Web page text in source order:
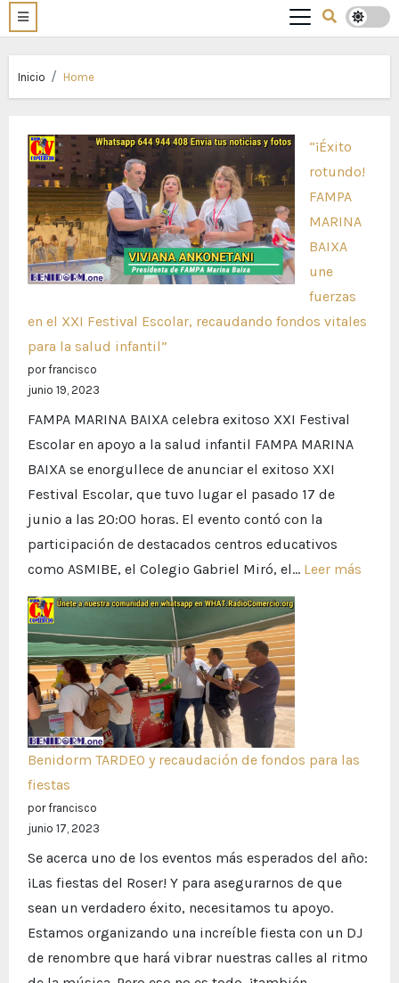
Inicio Home
“¡Éxito
rotundo!
FAMPA
MARINA
BAIXA
une
fuerzas
en el XXI Festival Escolar, recaudando fondos vitales
para la salud infantil”
por francisco
junio 19, 2023
FAMPA MARINA BAIXA celebra exitoso XXI Festival
Escolar en apoyo a la salud infantil FAMPA MARINA
BAIXA se enorgullece de anunciar el exitoso XXI
Festival Escolar, que tuvo lugar el pasado 17 de
junio a las 20:00 horas. El evento contó con la
participación de destacados centros educativos
como ASMIBE, el Colegio Gabriel Miró, el… Leer más:
para
Benidorm TARDEO y recaudación de fondos para las
fiestas
por francisco
junio 17, 2023
Se acerca uno de los eventos más esperados del año:
¡Las fiestas del Roser! Y para asegurarnos de que
sean un verdadero éxito, necesitamos tu apoyo.
Estamos organizando una increíble fiesta con un DJ
de renombre que hará vibrar nuestras calles al ritmo